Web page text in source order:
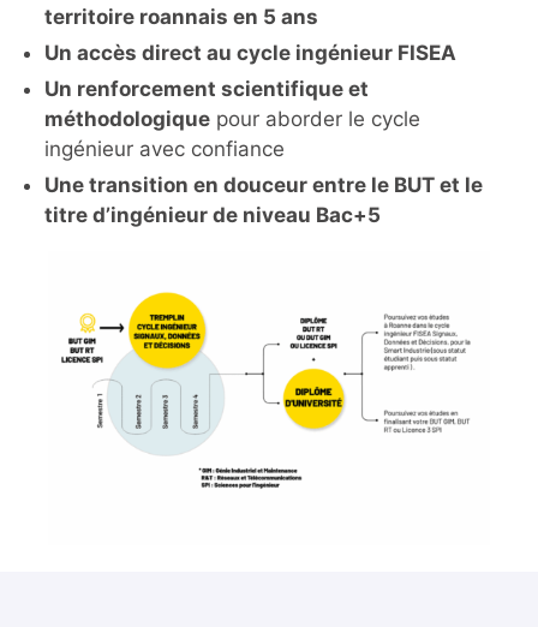
territoire roannais en 5 ans
Un accès direct au cycle ingénieur FISEA
Un renforcement scientifique et
méthodologique pour aborder le cycle
ingénieur avec confiance
Une transition en douceur entre le BUT et le
titre d’ingénieur de niveau Bac+5